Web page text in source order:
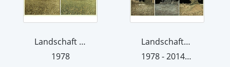
Landschaft 78 II A Farbvariante
1978
Landschaftsvariationen 78 III
1978 - 2014 (übermalt 2014)